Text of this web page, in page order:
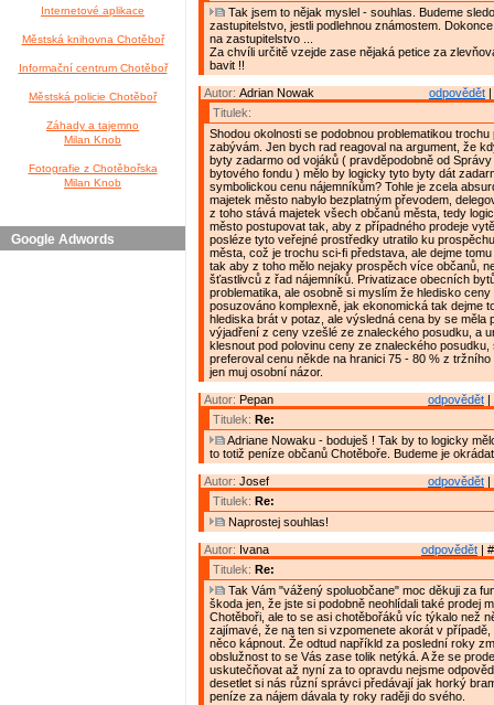
Internetové aplikace
Městská knihovna Chotěboř
Informační centrum Chotěboř
Městská policie Chotěboř
Záhady a tajemno
Milan Knob
Fotografie z Chotěbořska
Milan Knob
Google Adwords
Tak jsem to nějak myslel - souhlas. Budeme
zastupitelstvo, jestli podlehnou známostem.
na zastupitelstvo ...
Za chvíli určitě vzejde zase nějaká petice za
bavit !!
odpovědět
Autor: Adrian Nowak
Titulek:
Shodou okolnosti se podobnou problematikou trochu
zabývám. Jen bych rad reagoval na argument, že
byty zadarmo od vojáků ( pravděpodobně od
bytového fondu ) mělo by logicky tyto byty dát
symbolickou cenu nájemníkům? Tohle je zcela
majetek město nabylo bezplatným převodem,
z toho stává majetek všech občanů města, tedy
město postupovat tak, aby z případného prodeje
posléze tyto veřejné prostředky utratilo ku
města, což je trochu sci-fi představa, ale dejme
tak aby z toho mělo nejaky prospěch více občanů,
šťastlivců z řad nájemníků. Privatizace obecních
problematika, ale osobně si myslím že hledisko ceny
posuzováno komplexně, jak ekonomická tak dejme
hlediska brát v potaz, ale výsledná cena by se měla
výjadření z ceny vzešlé ze znaleckého posudku, a
klesnout pod polovinu ceny ze znaleckého
preferoval cenu někde na hranici 75 - 80 % z tržního
jen muj osobní názor.
odpovědět |
Autor: Pepan
Titulek: Re:
Adriane Nowaku - boduješ ! Tak by to logicky
to totiž peníze občanů Chotěboře. Budeme je
odpovědět |
Autor: Josef
Titulek: Re:
Naprostej souhlas!
odpovědět |
Autor: Ivana
Titulek: Re:
Tak Vám "vážený spoluobčane" moc děkuji za
škoda jen, že jste si podobně neohlídali také prodej
Chotěboři, ale to se asi chotěbořáků víc týkalo než
zajímavé, že na ten si vzpomenete akorát v případě,
něco kápnout. Že odtud napříkld za poslední roky
obslužnost to se Vás zase tolik netýká. A že se
uskutečňovat až nyní za to opravdu nejsme
desetlet si nás různí správci předávají jak horký
peníze za nájem dávala ty roky raději do svého.